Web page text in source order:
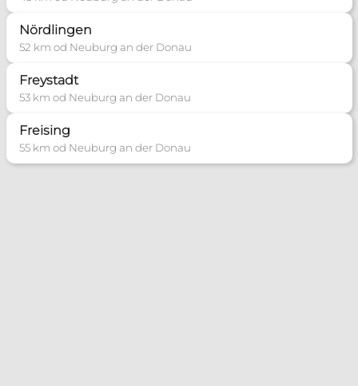
Nördlingen
52 km od Neuburg an der Donau
Freystadt
53 km od Neuburg an der Donau
Freising
55 km od Neuburg an der Donau